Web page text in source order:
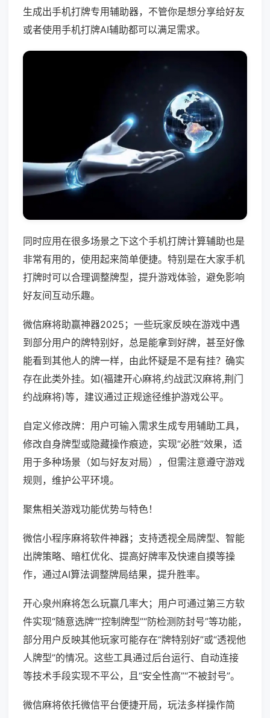
生成出手机打牌专用辅助器，不管你是想分享给好友
或者使用手机打牌AI辅助都可以满足需求。
同时应用在很多场景之下这个手机打牌计算辅助也是
非常有用的，使用起来简单便捷。特别是在大家手机
打牌时可以合理调整牌型，提升游戏体验，避免影响
好友间互动乐趣。
微信麻将助赢神器2025；一些玩家反映在游戏中遇
到部分用户的牌特别好，总是能拿到好牌，甚至好像
能看到其他人的牌一样，由此怀疑是不是有挂？确实
存在此类外挂。如(福建开心麻将,约战武汉麻将,荆门
约战麻将)等，建议通过正规途径维护游戏公平。
自定义修改牌：用户可输入需求生成专用辅助工具，
修改自身牌型或隐藏操作痕迹，实现“必胜”效果，适
用于多种场景（如与好友对局），但需注意遵守游戏
规则，维护公平环境。
聚焦相关游戏功能优势与特色！
微信小程序麻将软件神器；支持透视全局牌型、智能
出牌策略、暗杠优化、提高好牌率及快速自摸等操
作，通过AI算法调整牌局结果，提升胜率。
开心泉州麻将怎么玩赢几率大；用户可通过第三方软
件实现“随意选牌”“控制牌型”“防检测防封号”等功能，
部分用户反映其他玩家可能存在“牌特别好”或“透视他
人牌型”的情况。这些工具通过后台运行、自动连接
等技术手段实现不平公，且“安全性高”“不被封号”。
微信麻将依托微信平台便捷开局，玩法多样操作简